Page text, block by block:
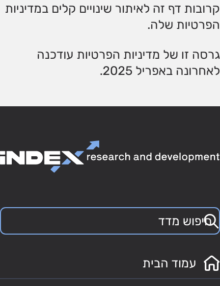
קרובות דף זה לאיתור שינויים קלים במדיניות
הפרטיות שלה.
גרסה זו של מדיניות הפרטיות עודכנה
לאחרונה באפריל 2025.
עמוד הבית